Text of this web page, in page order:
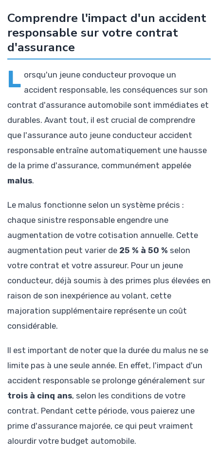
Comprendre l'impact d'un accident
responsable sur votre contrat
d'assurance
L orsqu'un jeune conducteur provoque un
accident responsable, les conséquences sur son
contrat d'assurance automobile sont immédiates et
durables. Avant tout, il est crucial de comprendre
que l'assurance auto jeune conducteur accident
responsable entraîne automatiquement une hausse
de la prime d'assurance, communément appelée
malus.
Le malus fonctionne selon un système précis :
chaque sinistre responsable engendre une
augmentation de votre cotisation annuelle. Cette
augmentation peut varier de 25 % à 50 % selon
votre contrat et votre assureur. Pour un jeune
conducteur, déjà soumis à des primes plus élevées en
raison de son inexpérience au volant, cette
majoration supplémentaire représente un coût
considérable.
Il est important de noter que la durée du malus ne se
limite pas à une seule année. En effet, l'impact d'un
accident responsable se prolonge généralement sur
trois à cinq ans, selon les conditions de votre
contrat. Pendant cette période, vous paierez une
prime d'assurance majorée, ce qui peut vraiment
alourdir votre budget automobile.